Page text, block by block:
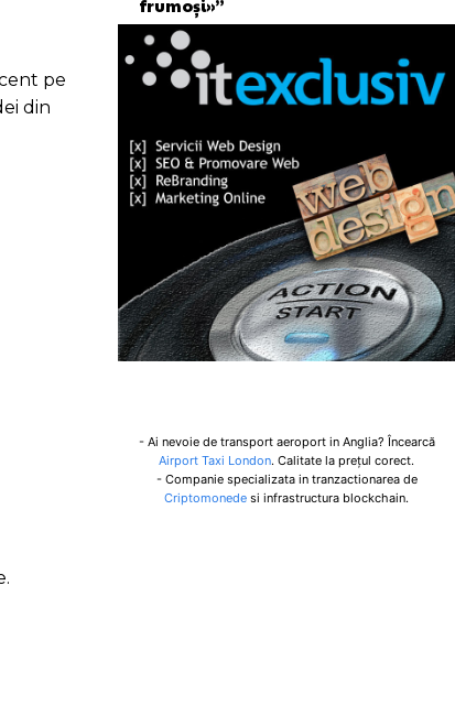
pe
din
frumoși»”
- Ai nevoie de transport aeroport in Anglia? Încearcă
Airport Taxi London. Calitate la prețul corect.
- Companie specializata in tranzactionarea de
Criptomonede si infrastructura blockchain.